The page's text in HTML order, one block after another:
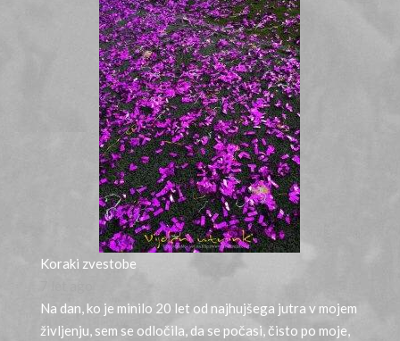
Koraki zvestobe
Na dan, ko je minilo 20 let od najhujšega jutra v mojem
življenju, sem se odločila, da se počasi, čisto po moje,